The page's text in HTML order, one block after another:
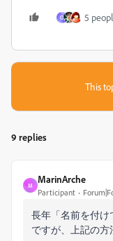
O 5
This
9 replies
M
MarinArche
Participant
長年「名前を付
ですが、上記の方